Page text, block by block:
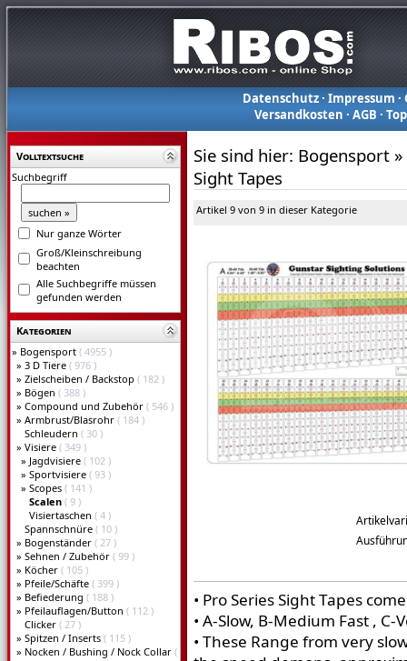
Datenschutz· Impressum ·
Versandkosten ·AGB ·
Volltextsuche
Suchbegriff
Nur ganze Wörter
Groß/Kleinschreibung
beachten
Alle Suchbegriffe müssen
gefunden werden
Kategorien
» Bogensport ( 4955 )
» 3 D Tiere ( 976 )
» Zielscheiben / Backstop ( 182 )
» Bögen ( 388 )
» Compound und Zubehör ( 546 )
» Armbrust/Blasrohr ( 184 )
Schleudern ( 30 )
» Visiere ( 349 )
» Jagdvisiere ( 102 )
» Sportvisiere ( 93 )
» Scopes ( 141 )
Scalen ( 9 )
Visiertaschen ( 4 )
Spannschnüre ( 10 )
» Bogenständer ( 27 )
» Sehnen / Zubehör ( 99 )
» Köcher ( 105 )
» Pfeile/Schäfte ( 399 )
» Befiederung ( 188 )
» Pfeilauflagen/Button ( 112 )
Clicker ( 27 )
» Spitzen / Inserts ( 115 )
» Nocken / Bushing / Nock Collar (
Sie sind hier: Bogensport »
Sight Tapes
Artikel 9 von 9 in dieser Kategorie
• Pro Series Sight Tapes
• A-Slow, B-Medium Fast , C-
• These Range from very